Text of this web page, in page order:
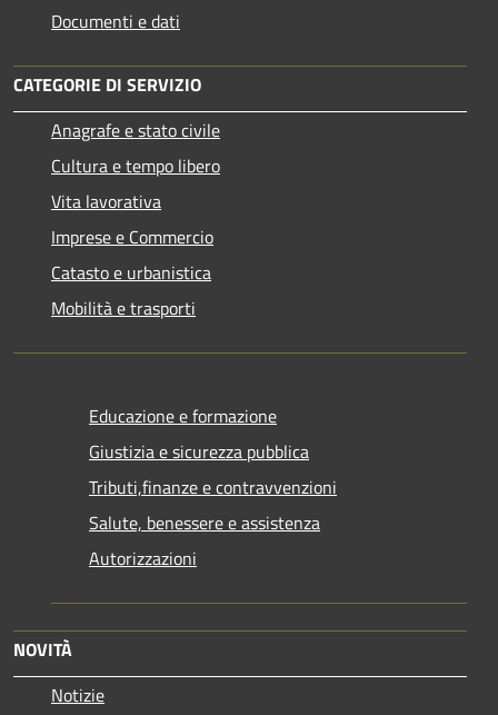
Documenti e dati
CATEGORIE DI SERVIZIO
Anagrafe e stato civile
Cultura e tempo libero
Vita lavorativa
Imprese e Commercio
Catasto e urbanistica
Mobilità e trasporti
Educazione e formazione
Giustizia e sicurezza pubblica
Tributi,finanze e contravvenzioni
Salute, benessere e assistenza
Autorizzazioni
NOVITÀ
Notizie